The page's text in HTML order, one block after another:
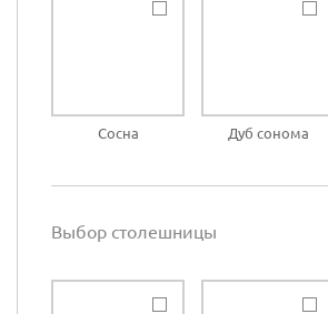
Сосна Дуб сонома
Выбор столешницы